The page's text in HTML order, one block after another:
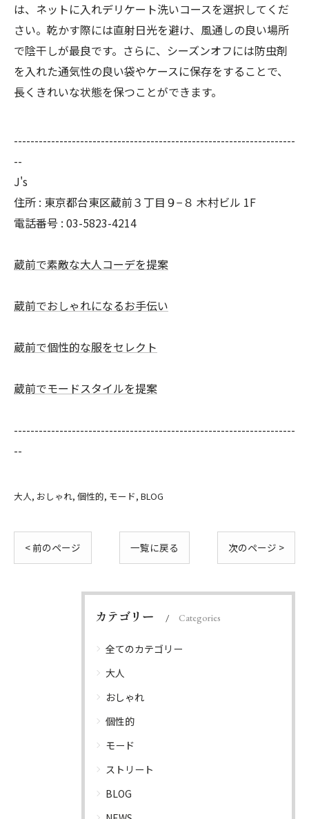
は、ネットに入れデリケート洗いコースを選択してくだ
さい。乾かす際には直射日光を避け、風通しの良い場所
で陰干しが最良です。さらに、シーズンオフには防虫剤
を入れた通気性の良い袋やケースに保存をすることで、
長くきれいな状態を保つことができます。
--------------------------------------------------------------------
--
J's
住所 : 東京都台東区蔵前３丁目９−８ 木村ビル 1F
電話番号 : 03-5823-4214
蔵前で素敵な大人コーデを提案
蔵前でおしゃれになるお手伝い
蔵前で個性的な服をセレクト
蔵前でモードスタイルを提案
--------------------------------------------------------------------
--
大人 おしゃれ 個性的 モード BLOG
< 前のページ 一覧に戻る 次のページ >
カテゴリー Categories
全てのカテゴリー
大人
おしゃれ
個性的
モード
ストリート
BLOG